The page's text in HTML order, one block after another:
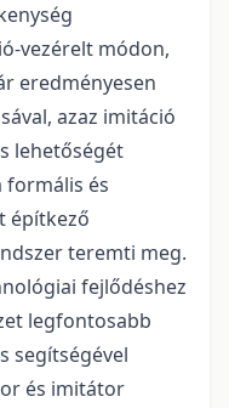
vezérelt módon,
eredményesen
azaz imitáció
lehetőségét
formális és
építkező
teremti meg.
fejlődéshez
legfontosabb
segítségével
és imitátor